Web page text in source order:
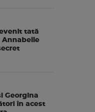
tată
Annabelle
Georgina
în acest